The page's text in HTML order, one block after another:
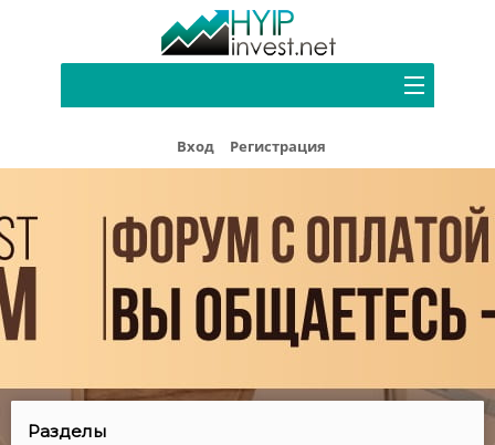
Рефбек
Реклама
Вход Регистрация
Разделы